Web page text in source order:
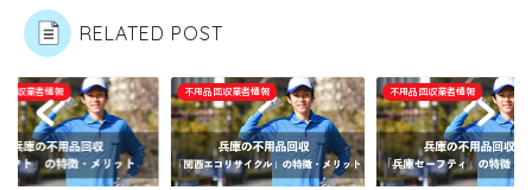
RELATED POST
回収業者情報 不用品回収業者情報 不用品回収業者情報